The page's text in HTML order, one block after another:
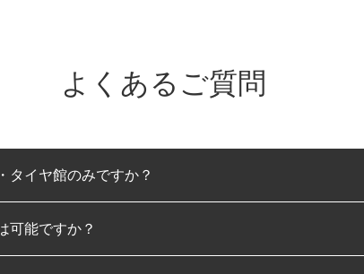
よくあるご質問
タイヤ館のみですか？
ります。
可能ですか？